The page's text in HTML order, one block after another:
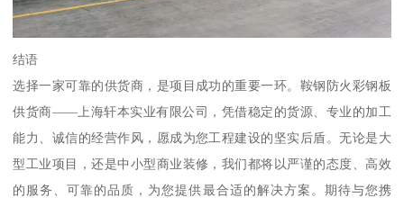
结语
选择一家可靠的供货商，是项目成功的重要一环。鞍钢防火彩钢板
供货商——上海轩本实业有限公司，凭借稳定的货源、专业的加工
能力、诚信的经营作风，愿成为您工程建设的坚实后盾。无论是大
型工业项目，还是中小型商业装修，我们都将以严谨的态度、高效
的服务、可靠的品质，为您提供最合适的解决方案。期待与您携